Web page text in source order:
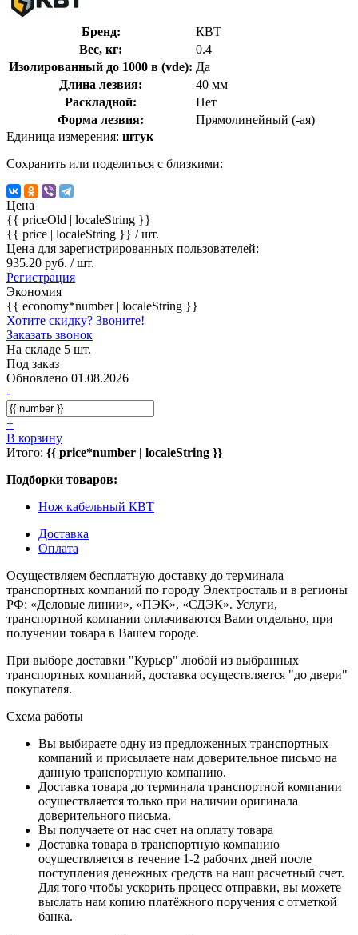
Бренд:
КВТ
Вес, кг:
0.4
Изолированный до 1000 в (vde): Да
Длина лезвия:
40 мм
Раскладной:
Нет
Форма лезвия:
Прямолинейный (-ая)
Единица измерения: штук
Сохранить или поделиться с близкими:
Цена
{{ priceOld | localeString }}
{{ price | localeString }} / шт.
Цена для зарегистрированных пользователей:
935.20 руб. / шт.
Регистрация
Экономия
{{ economy*number | localeString }}
Хотите скидку? Звоните!
Заказать звонок
На складе 5 шт.
Под заказ
Обновлено 01.08.2026
-
+
В корзину
Итого: {{ price*number | localeString }}
Подборки товаров:
Нож кабельный КВТ
Доставка
Оплата
Осуществляем бесплатную доставку до терминала
транспортных компаний по городу Электросталь и в регионы
РФ: «Деловые линии», «ПЭК», «СДЭК». Услуги,
транспортной компании оплачиваются Вами отдельно, при
получении товара в Вашем городе.
При выборе доставки "Курьер" любой из выбранных
транспортных компаний, доставка осуществляется "до двери"
покупателя.
Схема работы
Вы выбираете одну из предложенных транспортных
компаний и присылаете нам доверительное письмо на
данную транспортную компанию.
Доставка товара до терминала транспортной компании
осуществляется только при наличии оригинала
доверительного письма.
Вы получаете от нас счет на оплату товара
Доставка товара в транспортную компанию
осуществляется в течение 1-2 рабочих дней после
поступления денежных средств на наш расчетный счет.
Для того чтобы ускорить процесс отправки, вы можете
выслать нам копию платёжного поручения с отметкой
банка.